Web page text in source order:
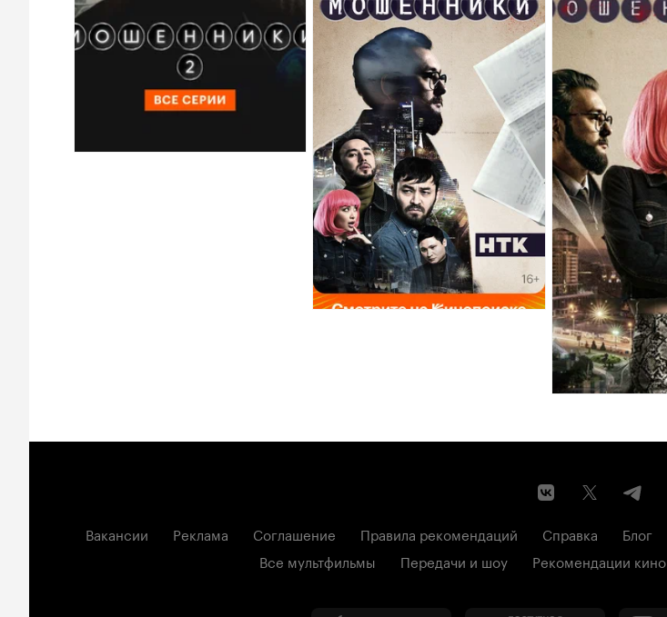
Вакансии Реклама Соглашение Правила рекомендаций Справка Блог
Все мультфильмы
Передачи и шоу Рекомендации кино